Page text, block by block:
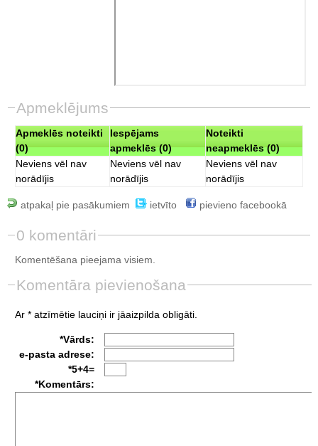
Apmeklējums
Apmeklēs noteikti
(0)
Iespējams
apmeklēs (0)
Noteikti
neapmeklēs (0)
Neviens vēl nav
norādījis
Neviens vēl nav
norādījis
Neviens vēl nav
norādījis
atpakaļ pie pasākumiem ietvīto pievieno facebookā
0 komentāri
Komentēšana pieejama visiem.
Komentāra pievienošana
Ar * atzīmētie lauciņi ir jāaizpilda obligāti.
*Vārds:
e-pasta adrese:
*5+4=
*Komentārs: